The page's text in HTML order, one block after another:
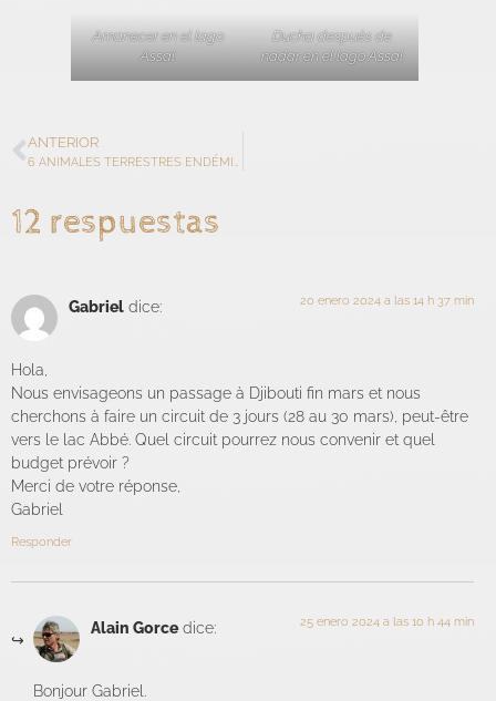
Amanecer en el lago
Assal
Ducha después de
nadar en el lago Assal
ANTERIOR
6 ANIMALES TERRESTRES ENDÉMICOS DE DJIBOUTI
12 respuestas
Gabriel dice: 20 enero 2024 a las 14 h 37 min
Hola,
Nous envisageons un passage à Djibouti fin mars et nous
cherchons à faire un circuit de 3 jours (28 au 30 mars), peut-être
vers le lac Abbé. Quel circuit pourrez nous convenir et quel
budget prévoir ?
Merci de votre réponse,
Gabriel
Responder
Alain Gorce dice: 25 enero 2024 a las 10 h 44 min
Bonjour Gabriel.